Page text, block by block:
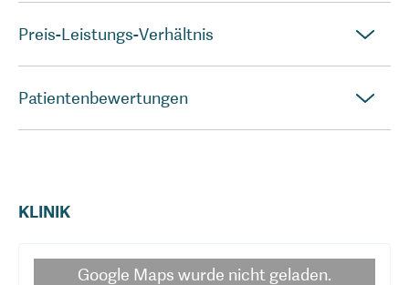
Preis-Leistungs-Verhältnis
Patientenbewertungen
KLINIK
Google Maps wurde nicht geladen.